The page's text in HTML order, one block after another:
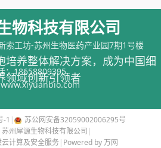
物科技有限公司
培养整体解决方案，成为中国细
领域创新引领者
索工坊-苏州生物医药产业园7期1号楼
：18658809395
www.xiyuanbio.com
-1 |
苏公网安备32059002006295号
州犀源生物科技有限公司 |
计算及安全服务 | Powered by 万网